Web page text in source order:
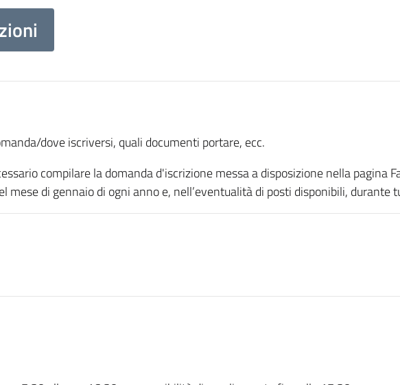
dove iscriversi, quali documenti portare, ecc.
compilare la domanda d'iscrizione messa a disposizione nella pagina
mese di gennaio di ogni anno e, nell’eventualità di posti disponibili, durante